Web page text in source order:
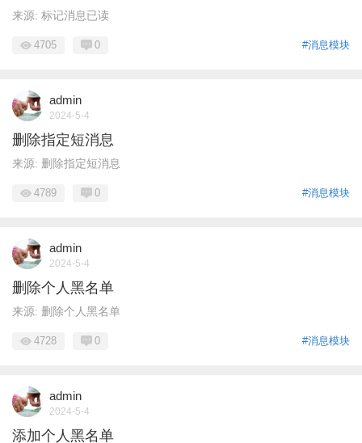
来源: 标记消息已读
#消息模块
4705 0
admin
2024-5-4
删除指定短消息
来源: 删除指定短消息
#消息模块
4789 0
admin
2024-5-4
删除个人黑名单
来源: 删除个人黑名单
#消息模块
4728 0
admin
2024-5-4
添加个人黑名单